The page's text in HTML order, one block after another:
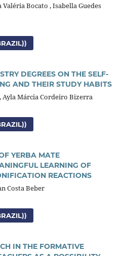
Bocato , Isabella Guedes
DEGREES ON THE SELF-
AND THEIR STUDY HABITS
Ayla Márcia Cordeiro Bizerra
YERBA MATE
LEARNING OF
REACTIONS
Costa Beber
IN THE FORMATIVE